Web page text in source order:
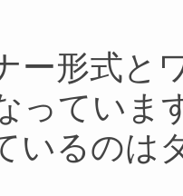
ー形式と
っていま
いるのは